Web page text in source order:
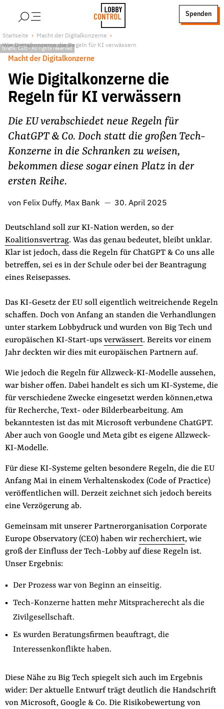
LobbyControl
StartSeite
Spenden
Über uns
Lobby FAQs
Finanzierung
Jobs
Publikationen und Material
Lobbykritische Stadtführungen
Unsere Schwerpunkte
Lobbykontrolle und Regeln
Lobbyismus und Klima
Fördermitglied werden
Jetzt Spenden
Geschenkspende
Bußgelder und Geldauflagen
Testamentsspende
Presse
Newsletter
Appelle unterzeichnen
Kontakt
Impressum
Suche
auf
Website
FacebookMastodon
BlueskyInstagram
YoutubeLinkedIn
Feed
Startseite
Macht der Digitalkonzerne
Wie Digitalkonzerne die Regeln für KI verwässern
Grafik: CEO-All rights reserved
Macht der Digitalkonzerne
Wie Digitalkonzerne die
Regeln für KI verwässern
Die EU verabschiedet neue Regeln für
ChatGPT & Co. Doch statt die großen Tech-
Konzerne in die Schranken zu weisen,
bekommen diese sogar einen Platz in der
ersten Reihe.
von Felix Duffy Max Bank 30. April 2025
Deutschland soll zur KI-Nation werden, so der
Koalitionsvertrag. Was das genau bedeutet, bleibt unklar.
Klar ist jedoch, dass die Regeln für ChatGPT & Co uns alle
betreffen, sei es in der Schule oder bei der Beantragung
eines Reisepasses.
Das KI-Gesetz der EU soll eigentlich weitreichende Regeln
schaffen. Doch von Anfang an standen die Verhandlungen
unter starkem Lobbydruck und wurden von Big Tech und
europäischen KI-Start-ups verwässert. Bereits vor einem
Jahr deckten wir dies mit europäischen Partnern auf.
Wie jedoch die Regeln für Allzweck-KI-Modelle aussehen,
war bisher offen. Dabei handelt es sich um KI-Systeme, die
für verschiedene Zwecke eingesetzt werden können,etwa
für Recherche, Text- oder Bilderbearbeitung. Am
bekanntesten ist das mit Microsoft verbundene ChatGPT.
Aber auch von Google und Meta gibt es eigene Allzweck-
KI-Modelle.
Für diese KI-Systeme gelten besondere Regeln, die die EU
Anfang Mai in einem Verhaltenskodex (Code of Practice)
veröffentlichen will. Derzeit zeichnet sich jedoch bereits
eine Verzögerung ab.
Gemeinsam mit unserer Partnerorganisation Corporate
Europe Observatory (CEO) haben wir recherchiert, wie
groß der Einfluss der Tech-Lobby auf diese Regeln ist.
Unser Ergebnis:
Der Prozess war von Beginn an einseitig.
Tech-Konzerne hatten mehr Mitspracherecht als die
Zivilgesellschaft.
Es wurden Beratungsfirmen beauftragt, die
Interessenkonflikte haben.
Diese Nähe zu Big Tech spiegelt sich auch im Ergebnis
wider: Der aktuelle Entwurf trägt deutlich die Handschrift
von Microsoft, Google & Co. Die Risikobewertung von